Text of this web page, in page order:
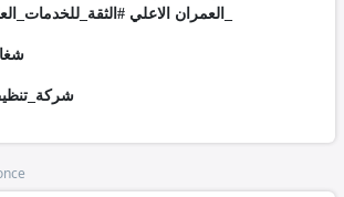
_العمران الاعلي